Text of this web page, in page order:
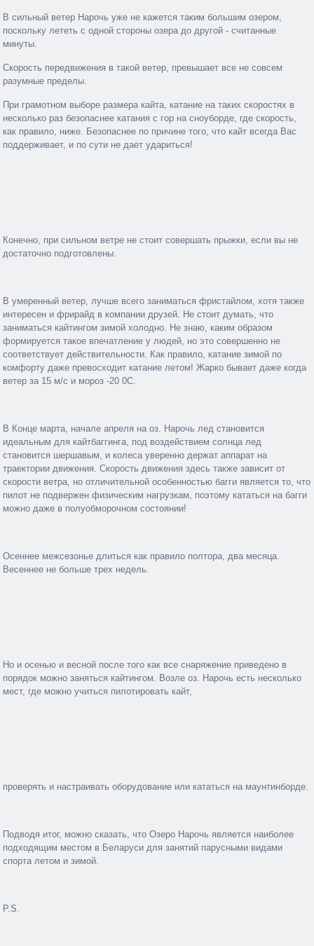
В сильный ветер Нарочь уже не кажется таким большим озером,
поскольку лететь с одной стороны озера до другой - считанные
минуты.
Скорость передвижения в такой ветер, превышает все не совсем
разумные пределы.
При грамотном выборе размера кайта, катание на таких скоростях в
несколько раз безопаснее катания с гор на сноуборде, где скорость,
как правило, ниже. Безопаснее по причине того, что кайт всегда Вас
поддерживает, и по сути не дает удариться!
Конечно, при сильном ветре не стоит совершать прыжки, если вы не
достаточно подготовлены.
В умеренный ветер, лучше всего заниматься фристайлом, хотя также
интересен и фрирайд в компании друзей. Не стоит думать, что
заниматься кайтингом зимой холодно. Не знаю, каким образом
формируется такое впечатление у людей, но это совершенно не
соответствует действительности. Как правило, катание зимой по
комфорту даже превосходит катание летом! Жарко бывает даже когда
ветер за 15 м/с и мороз -20 0С.
В Конце марта, начале апреля на оз. Нарочь лед становится
идеальным для кайтбаггинга, под воздействием солнца лед
становится шершавым, и колеса уверенно держат аппарат на
траектории движения. Скорость движения здесь также зависит от
скорости ветра, но отличительной особенностью багги является то, что
пилот не подвержен физическим нагрузкам, поэтому кататься на багги
можно даже в полуобморочном состоянии!
Осеннее межсезонье длиться как правило полтора, два месяца.
Весеннее не больше трех недель.
Но и осенью и весной после того как все снаряжение приведено в
порядок можно заняться кайтингом. Возле оз. Нарочь есть несколько
мест, где можно учиться пилотировать кайт,
проверять и настраивать оборудование или кататься на маунтинборде.
Подводя итог, можно сказать, что Озеро Нарочь является наиболее
подходящим местом в Беларуси для занятий парусными видами
спорта летом и зимой.
P.S.